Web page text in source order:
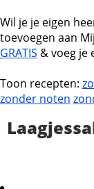
Wil je je eigen
toevoegen aan
GRATIS & voeg je
Toon recepten:
zonder noten